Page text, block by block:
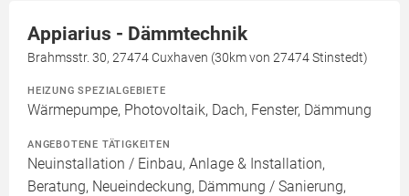
Appiarius - Dämmtechnik
Brahmsstr. 30, 27474 Cuxhaven (30km von 27474 Stinstedt)
HEIZUNG SPEZIALGEBIETE
Wärmepumpe, Photovoltaik, Dach, Fenster, Dämmung
ANGEBOTENE TÄTIGKEITEN
Neuinstallation / Einbau, Anlage & Installation,
Beratung, Neueindeckung, Dämmung / Sanierung,